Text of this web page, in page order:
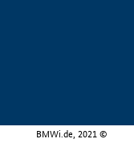
BMWi.de, 2021 ©